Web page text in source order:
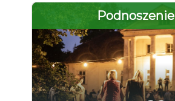
Podnoszenie